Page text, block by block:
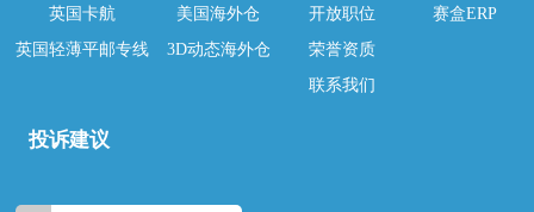
英国卡航
英国轻薄平邮专线
美国海外仓
3D动态海外仓
开放职位
荣誉资质
联系我们
赛盒ERP
投诉建议